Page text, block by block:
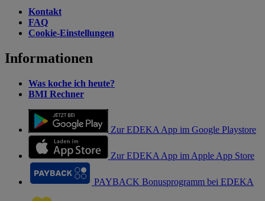
Kontakt
FAQ
Cookie-Einstellungen
Informationen
Was koche ich heute?
BMI Rechner
Zur EDEKA App im Google Playstore
Zur EDEKA App im Apple App Store
PAYBACK Bonusprogramm bei EDEKA